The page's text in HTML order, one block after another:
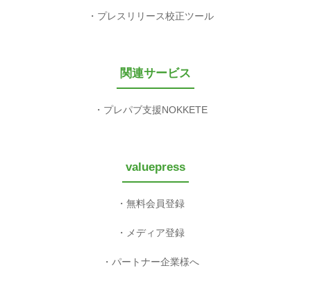
プレスリリース校正ツール
関連サービス
プレパブ支援NOKKETE
valuepress
無料会員登録
メディア登録
パートナー企業様へ